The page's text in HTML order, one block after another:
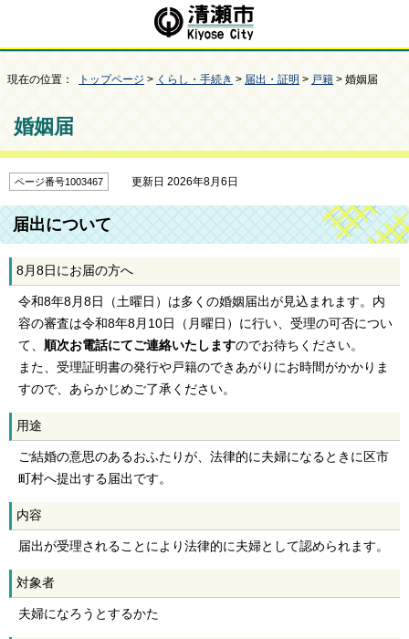
現在の位置： トップページ > くらし・手続き > 届出・証明 > 戸籍 > 婚姻届
婚姻届
ページ番号1003467 更新日 2026年8月6日
届出について
8月8日にお届の方へ
令和8年8月8日（土曜日）は多くの婚姻届出が見込まれます。内
容の審査は令和8年8月10日（月曜日）に行い、受理の可否につい
て、 順次お電話にてご連絡いたしますのでお待ちください。
また、受理証明書の発行や戸籍のできあがりにお時間がかかりま
すので、あらかじめご了承ください。
用途
ご結婚の意思のあるおふたりが、法律的に夫婦になるときに区市
町村へ提出する届出です。
内容
届出が受理されることにより法律的に夫婦として認められます。
対象者
夫婦になろうとするかた